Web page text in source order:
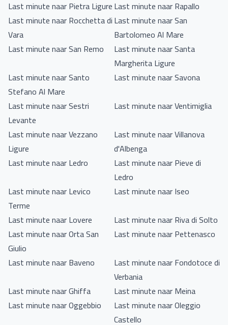
Last minute naar Pietra LigureLast minute naar Rapallo
Last minute naar Rocchetta di
Vara
Last minute naar San
Bartolomeo Al Mare
Last minute naar San Remo
Last minute naar Santa
Margherita Ligure
Last minute naar Santo
Stefano Al Mare
Last minute naar Savona
Last minute naar Sestri
Levante
Last minute naar Ventimiglia
Last minute naar Vezzano
Ligure
Last minute naar Villanova
d'Albenga
Last minute naar Ledro
Last minute naar Pieve di
Ledro
Last minute naar Levico
Terme
Last minute naar Iseo
Last minute naar Lovere
Last minute naar Riva di Solto
Last minute naar Orta San
Giulio
Last minute naar Pettenasco
Last minute naar Baveno
Last minute naar Fondotoce di
Verbania
Last minute naar Ghiffa
Last minute naar Meina
Last minute naar Oggebbio
Last minute naar Oleggio
Castello